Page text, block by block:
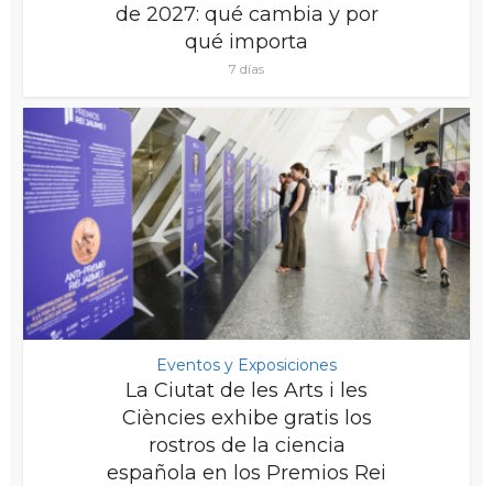
de 2027: qué cambia y por
qué importa
7 días
Eventos y Exposiciones
La Ciutat de les Arts i les
Ciències exhibe gratis los
rostros de la ciencia
española en los Premios Rei